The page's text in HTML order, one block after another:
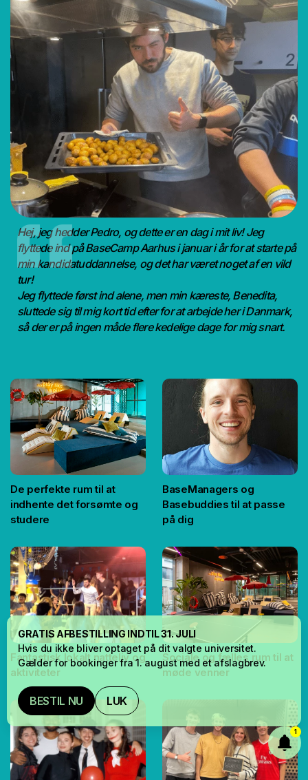
Hej, jeg hedder Pedro, og dette er en dag i mit liv! Jeg
flyttede ind på BaseCamp Aarhus i januar i år for at starte på
min kandidatuddannelse, og det har været noget af en vild
tur!
Jeg flyttede først ind alene, men min kæreste, Benedita,
sluttede sig til mig kort tid efter for at arbejde her i Danmark,
så der er på ingen måde flere kedelige dage for mig snart.
De perfekte rum til at
indhente det forsømte og
studere
BaseManagers og
Basebuddies til at passe
på dig
Fantastisk lokalt natteliv og
aktiviteter
Sociale og fælles rum til at
møde venner
GRATIS AFBESTILLING INDTIL 31. JULI
Hvis du ikke bliver optaget på dit valgte universitet.
Gælder for bookinger fra 1. august med et afslagbrev.
BESTIL NU LUK
1